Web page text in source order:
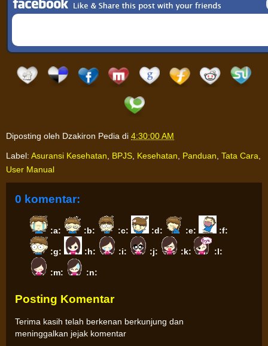
Diposting oleh Dzakiron Pedia di 4:30:00 AM
Label: Asuransi Kesehatan BPJS Kesehatan Panduan Tata Cara
User Manual
0 komentar:
:a: :b: :c: :d: :e: :f:
:g: :h: :i: :j: :k: :l:
:m: :n:
Posting Komentar
Terima kasih telah berkenan berkunjung dan
meninggalkan jejak komentar